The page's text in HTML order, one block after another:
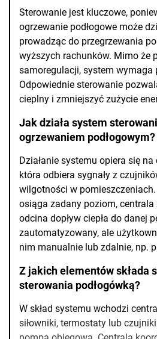
Sterowanie jest kluczowe,
ogrzewanie podłogowe może
prowadząc do przegrzewania
wyższych rachunków. Mimo że
samoregulacji, system wymaga
Odpowiednie sterowanie
cieplny i zmniejszyć zużycie
Jak działa system
ogrzewaniem podłogowym?
Działanie systemu opiera się
która odbiera sygnały z
wilgotności w
osiąga zadany poziom, centrala
odcina dopływ ciepła do danej
zautomatyzowany, ale
nim manualnie lub zdalnie, np.
Z jakich elementów składa
sterowania podłogówką?
W skład systemu wchodzi
siłowniki, termostaty lub